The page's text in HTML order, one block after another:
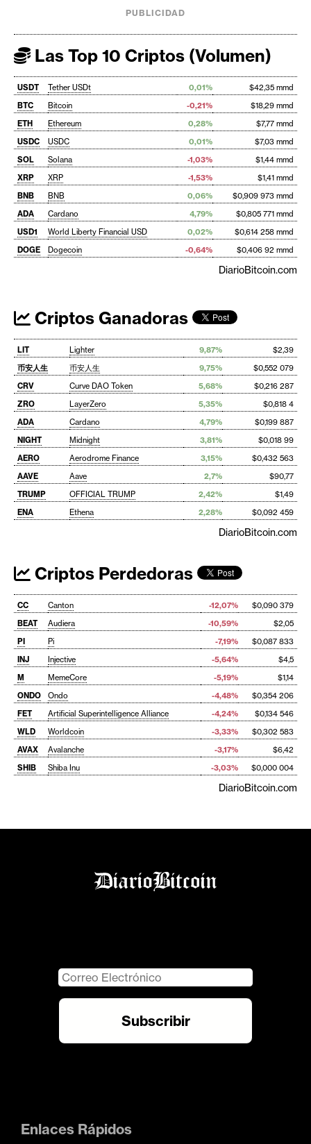
PUBLICIDAD
Las Top 10 Criptos (Volumen)
USDT Tether USDt 0,01%
$42,35 mmd
BTC
Bitcoin -0,21%
$18,29 mmd
ETH
Ethereum 0,28%
$7,77 mmd
USDC
USDC 0,01%
$7,03 mmd
SOL
Solana -1,03%
$1,44 mmd
XRP
XRP -1,53%
$1,41 mmd
BNB
BNB 0,06%
$0,909 973 mmd
ADA
Cardano 4,79%
$0,805 771 mmd
USD1
World Liberty Financial USD 0,02%
$0,614 258 mmd
DOGE
Dogecoin -0,64% $0,406 92 mmd
DiarioBitcoin.com
Criptos Ganadoras
LIT Lighter 9,87%
$2,39
币安人生
币安人生 9,75%
$0,552 079
CRV
Curve DAO Token 5,68%
$0,216 287
ZRO
LayerZero 5,35%
$0,818 4
ADA
Cardano 4,79%
$0,199 887
NIGHT
Midnight 3,81%
$0,018 99
AERO
Aerodrome Finance 3,15%
$0,432 563
AAVE
Aave 2,7%
$90,77
TRUMP
OFFICIAL TRUMP 2,42%
$1,49
ENA
Ethena 2,28% $0,092 459
DiarioBitcoin.com
Criptos Perdedoras
CC Canton -12,07%
$0,090 379
BEAT
Audiera -10,59%
$2,05
PI
Pi -7,19%
$0,087 833
INJ
Injective -5,64%
$4,5
M
MemeCore -5,19%
$1,14
ONDO
Ondo -4,48%
$0,354 206
FET
Artificial Superintelligence Alliance -4,24%
$0,134 546
WLD
Worldcoin -3,33%
$0,302 583
AVAX
Avalanche -3,17%
$6,42
SHIB
Shiba Inu -3,03% $0,000 004
DiarioBitcoin.com
Enlaces Rápidos